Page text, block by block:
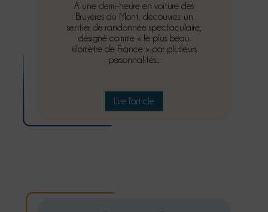
A une demi-heure en voiture des
Bruyères du Mont, découvrez un
sentier de randonnée spectaculaire,
désigné comme « le plus beau
kilomètre de France » par plusieurs
personnalités...
Lire l'article